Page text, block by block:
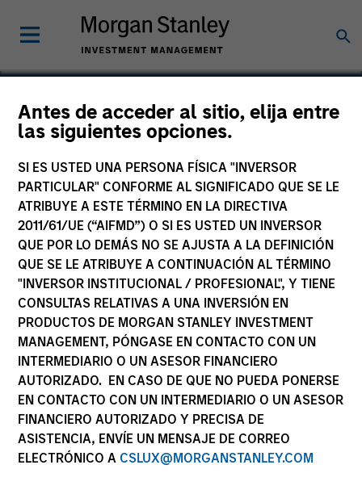
Antes de acceder al sitio, elija entre
las siguientes opciones.
SI ES USTED UNA PERSONA FÍSICA "INVERSOR
PARTICULAR" CONFORME AL SIGNIFICADO QUE SE LE
ATRIBUYE A ESTE TÉRMINO EN LA DIRECTIVA
2011/61/UE (“AIFMD”) O SI ES USTED UN INVERSOR
QUE POR LO DEMÁS NO SE AJUSTA A LA DEFINICIÓN
QUE SE LE ATRIBUYE A CONTINUACIÓN AL TÉRMINO
"INVERSOR INSTITUCIONAL / PROFESIONAL", Y TIENE
CONSULTAS RELATIVAS A UNA INVERSIÓN EN
PRODUCTOS DE MORGAN STANLEY INVESTMENT
MANAGEMENT, PÓNGASE EN CONTACTO CON UN
INTERMEDIARIO O UN ASESOR FINANCIERO
AUTORIZADO. EN CASO DE QUE NO PUEDA PONERSE
EN CONTACTO CON UN INTERMEDIARIO O UN ASESOR
FINANCIERO AUTORIZADO Y PRECISA DE
ASISTENCIA, ENVÍE UN MENSAJE DE CORREO
ELECTRÓNICO A CSLUX@MORGANSTANLEY.COM
RowCal
Business & Consumer Services